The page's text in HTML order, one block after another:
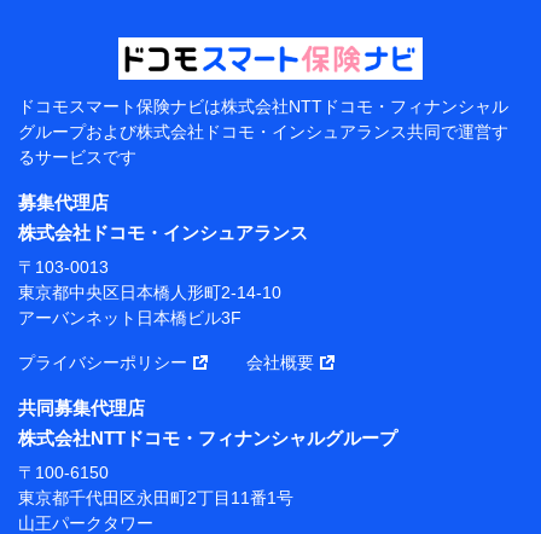
上記に係る案内・手続き・管理等付帯業務を行うため
【当該個人データの管理について責任を有する者の名
称・住所・代表者名】
当該個人データを取り扱う各共同利用者（詳細は次のと
東京都千代田区永田町2丁目11番1号 山王パークタワー
株式会社NTTドコモ 代表取締役社長 前田 義晃
東京都中央区日本橋人形町2-14-10 アーバンネット日
本橋ビル 3F
長 吉村 忠義
※ 当社および株式会社NTTドコモは、お客さまの情報
を利用させていただくにあたっては、「NTTドコモ パー
ソナルデータ憲章」に定める行動原則を順守します 。
※ パーソナルデータダッシュボードの「第三者提供の
管理」の設定状態にかかわらず、共同利用する場合があ
ドコモスマート保険ナビは株式会社NTTドコモ・フィナンシャル
グループおよび株式会社ドコモ・インシュアランス共同で運営す
るサービスです
募集代理店
株式会社ドコモ・インシュアランス
〒103-0013
東京都中央区日本橋人形町2-14-10
アーバンネット日本橋ビル3F
プライバシーポリシー 会社概要
共同募集代理店
株式会社NTTドコモ・フィナンシャルグループ
〒100-6150
東京都千代田区永田町2丁目11番1号
山王パークタワー